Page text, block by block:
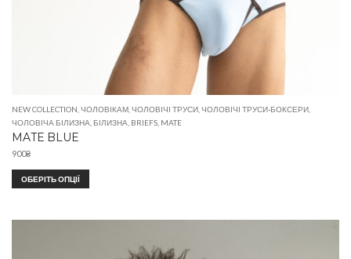
NEW COLLECTION ЧОЛОВІКАМ ЧОЛОВІЧІ ТРУСИ ЧОЛОВІЧІ ТРУСИ-БОКСЕРИ
ЧОЛОВІЧА БІЛИЗНА БІЛИЗНА BRIEFS MATE
MATE BLUE
900₴
ОБЕРІТЬ ОПЦІЇ